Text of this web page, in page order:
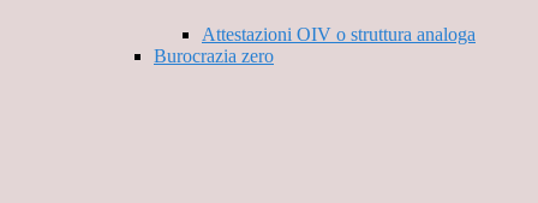
Attestazioni OIV o struttura analoga
Burocrazia zero